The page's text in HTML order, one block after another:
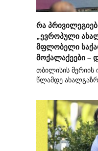
რა
„ევროპული
მფლობელი
მოქალაქეები –
თბილისის მერიის
წლამდე